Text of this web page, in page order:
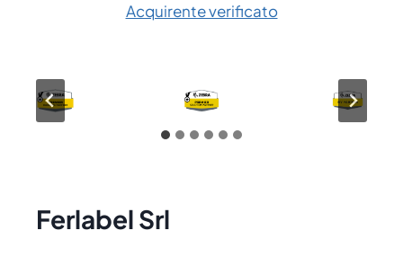
Acquirente verificato
Ferlabel Srl